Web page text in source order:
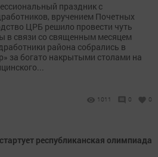
праздник с
вручением Почетных
ЦРБ решило провести чуть
в связи со священным месяцем
района собрались в
за богато накрытыми столами на
1011 0 0
республиканская олимпиада